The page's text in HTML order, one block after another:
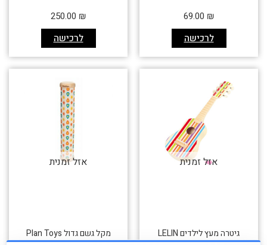
לרכישה
69.00 ₪
לרכישה
250.00 ₪
אזל זמנית
גיטרה מעץ לילדים LELIN
אזל זמנית
מקל גשם גדול Plan Toys